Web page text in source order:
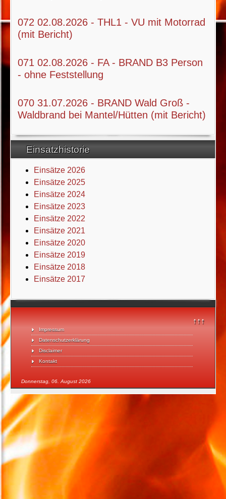
↑↑↑
Impressum
Datenschutzerklärung
Disclaimer
Kontakt
Donnerstag, 06. August 2026
072 02.08.2026 - THL1 - VU mit Motorrad
(mit Bericht)
071 02.08.2026 - FA - BRAND B3 Person
- ohne Feststellung
070 31.07.2026 - BRAND Wald Groß -
Waldbrand bei Mantel/Hütten (mit Bericht)
Einsatzhistorie
Einsätze 2026
Einsätze 2025
Einsätze 2024
Einsätze 2023
Einsätze 2022
Einsätze 2021
Einsätze 2020
Einsätze 2019
Einsätze 2018
Einsätze 2017